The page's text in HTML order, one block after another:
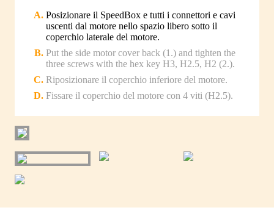
Posizionare il SpeedBox e tutti i connettori e cavi
uscenti dal motore nello spazio libero sotto il
coperchio laterale del motore.
Put the side motor cover back (1.) and tighten the
three screws with the hex key H3, H2.5, H2 (2.).
Riposizionare il coperchio inferiore del motore.
Fissare il coperchio del motore con 4 viti (H2.5).